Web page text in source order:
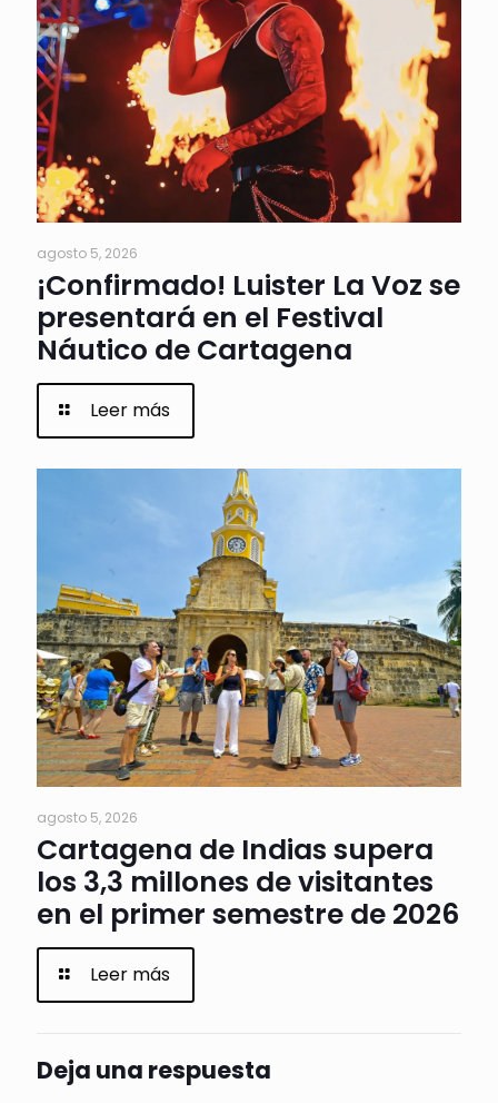
agosto 5, 2026
¡Confirmado! Luister La Voz se
presentará en el Festival
Náutico de Cartagena
Leer más
agosto 5, 2026
Cartagena de Indias supera
los 3,3 millones de visitantes
en el primer semestre de 2026
Leer más
Deja una respuesta